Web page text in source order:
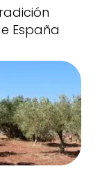
España